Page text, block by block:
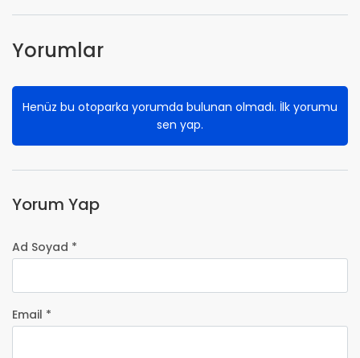
Yorumlar
Henüz bu otoparka yorumda bulunan olmadı. İlk yorumu
sen yap.
Yorum Yap
Ad Soyad *
Email *